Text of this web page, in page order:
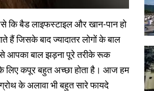
बैड लाइफस्टाइल और खान-पान हो
हैं जिसके बाद ज्यादातर लोगों के बाल
आपका बाल झड़ना पूरे तरीके रूक
लिए कपूर बहुत अच्छा होता है। आज हम
के अलावा भी बहुत सारे फायदे